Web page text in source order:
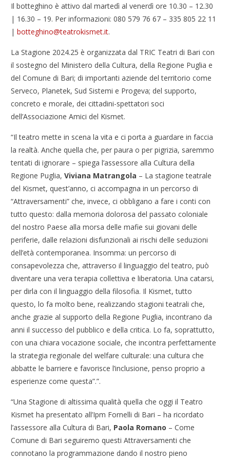
Il botteghino è attivo dal martedì al venerdì ore 10.30 – 12.30
| 16.30 – 19. Per informazioni: 080 579 76 67 – 335 805 22 11
|botteghino@teatrokismet.it.
La Stagione 2024.25 è organizzata dal TRIC Teatri di Bari con
il sostegno del Ministero della Cultura, della Regione Puglia e
del Comune di Bari; di importanti aziende del territorio come
Serveco, Planetek, Sud Sistemi e Progeva; del supporto,
concreto e morale, dei cittadini-spettatori soci
dell’Associazione Amici del Kismet.
“Il teatro mette in scena la vita e ci porta a guardare in faccia
la realtà. Anche quella che, per paura o per pigrizia, saremmo
tentati di ignorare – spiega l’assessore alla Cultura della
Regione Puglia,Viviana Matrangola – La stagione teatrale
del Kismet, quest’anno, ci accompagna in un percorso di
“Attraversamenti” che, invece, ci obbligano a fare i conti con
tutto questo: dalla memoria dolorosa del passato coloniale
del nostro Paese alla morsa delle mafie sui giovani delle
periferie, dalle relazioni disfunzionali ai rischi delle seduzioni
dell’età contemporanea. Insomma: un percorso di
consapevolezza che, attraverso il linguaggio del teatro, può
diventare una vera terapia collettiva e liberatoria. Una catarsi,
per dirla con il linguaggio della filosofia. Il Kismet, tutto
questo, lo fa molto bene, realizzando stagioni teatrali che,
anche grazie al supporto della Regione Puglia, incontrano da
anni il successo del pubblico e della critica. Lo fa, soprattutto,
con una chiara vocazione sociale, che incontra perfettamente
la strategia regionale del welfare culturale: una cultura che
abbatte le barriere e favorisce l’inclusione, penso proprio a
esperienze come questa”.”.
“Una Stagione di altissima qualità quella che oggi il Teatro
Kismet ha presentato all’Ipm Fornelli di Bari – ha ricordato
l’assessore alla Cultura di Bari, Paola Romano – Come
Comune di Bari seguiremo questi Attraversamenti che
connotano la programmazione dando il nostro pieno